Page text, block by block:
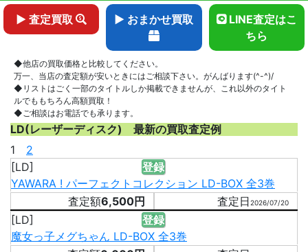
▶ 査定買取 ▶ おまかせ買取
LINE査定はこ
ちら
◆他店の買取価格と比較してください。
万一、当店の査定額が安いときにはご相談下さい。がんばります(^-^)/
◆リストはごく一部のタイトルしか掲載できませんが、これ以外のタイト
ルでももちろん高額買取！
◆ご相談はお電話でも承ります。
LD(レーザーディスク) 最新の買取査定例
1 2
[LD]
登録
YAWARA ! パーフェクトコレクション LD-BOX 全3巻
6,500円
2026/07/20
[LD]
登録
魔女っ子メグちゃん LD-BOX 全3巻